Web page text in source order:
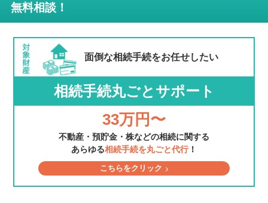
無料相談！
面倒な相続手続をお任せしたい
相続手続丸ごとサポート
33万円〜
不動産・預貯金・株などの相続に関する
あらゆる相続手続を丸ごと代行！
こちらをクリック